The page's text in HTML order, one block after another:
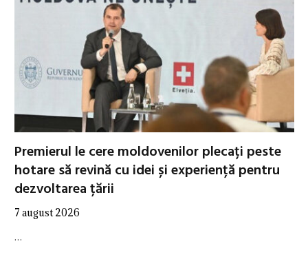
Premierul le cere moldovenilor plecați peste
hotare să revină cu idei și experiență pentru
dezvoltarea țării
7 august 2026
…